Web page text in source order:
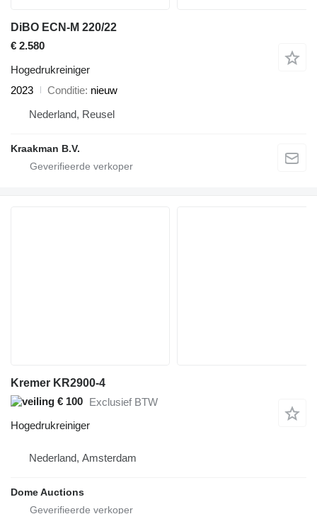
DiBO ECN-M 220/22
€ 2.580
Hogedrukreiniger
2023
Conditie nieuw
Nederland, Reusel
Kraakman B.V.
Kremer KR2900-4
€ 100 Exclusief BTW
Hogedrukreiniger
Nederland, Amsterdam
Dome Auctions